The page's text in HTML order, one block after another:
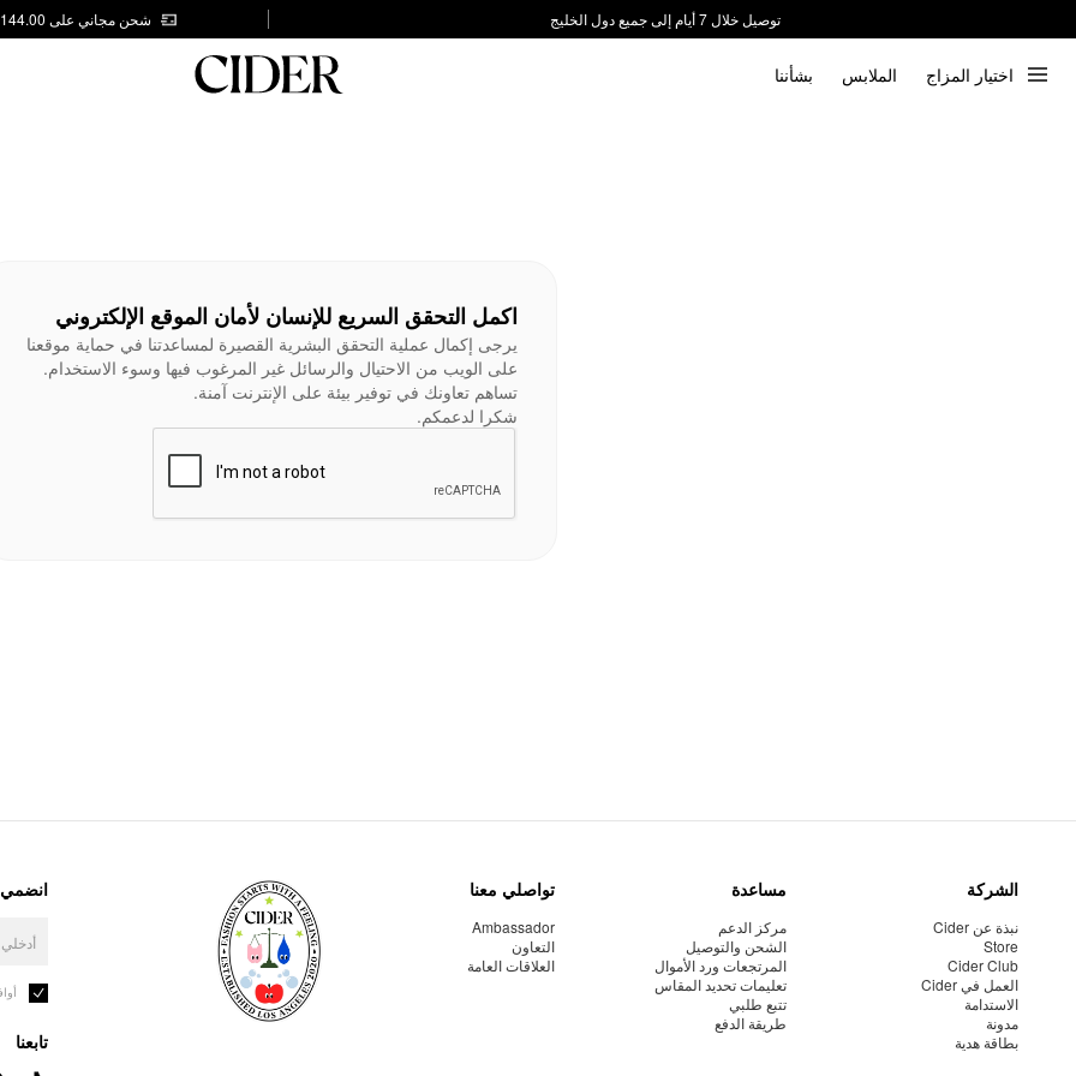
توصيل خلال 7 أيام إلى جميع دول الخليج
شحن مجاني على AED 144.00
اختيار المزاج الملابس بشأننا
اكمل التحقق السريع للإنسان لأمان الموقع الإلكتروني
يرجى إكمال عملية التحقق البشرية القصيرة لمساعدتنا في حماية موقعنا
على الويب من الاحتيال والرسائل غير المرغوب فيها وسوء الاستخدام.
تساهم تعاونك في توفير بيئة على الإنترنت آمنة.
شكرا لدعمكم.
الشركة
نبذة عن Cider
Store
Cider Club
العمل في Cider
الاستدامة
مدونة
بطاقة هدية
مساعدة
مركز الدعم
الشحن والتوصيل
المرتجعات ورد الأموال
تعليمات تحديد المقاس
تتبع طلبي
طريقة الدفع
تواصلي معنا
Ambassador
التعاون
العلاقات العامة
انضمي
تابعنا